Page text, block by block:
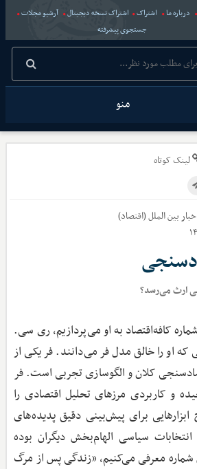
درباره ما اشتراک اشتراک نسخه دیجیتال
آرشیو مجلات
جستجوی پیشرفته
منو
لینک کوتاه
بین الملل (اقتصاد)
ارث می‌رسد؟
کافه‌اقتصاد به او می‌پردازیم، ری سی.
او را خالق مدل فر می‌دانند. فر یکی از
کلان و الگوسازی تجربی است. فر
و کاربردی مرزهای تحلیل اقتصادی را
برای پیش‌بینی دقیق پدیده‌های
سیاسی الهام‌بخش دیگران بوده
معرفی می‌کنیم، «زندگی پس از مرگ